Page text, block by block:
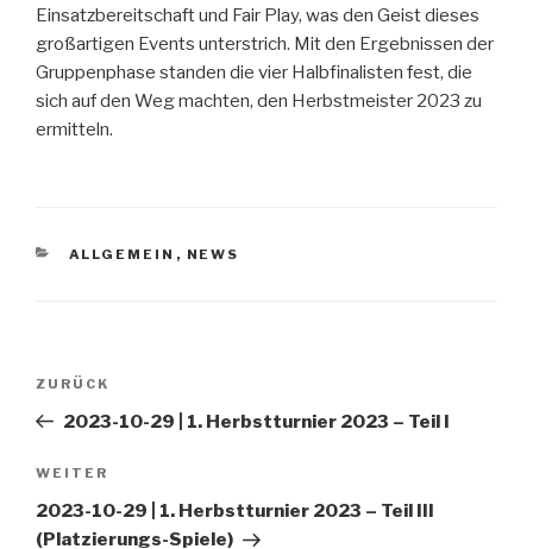
Einsatzbereitschaft und Fair Play, was den Geist dieses
großartigen Events unterstrich. Mit den Ergebnissen der
Gruppenphase standen die vier Halbfinalisten fest, die
sich auf den Weg machten, den Herbstmeister 2023 zu
ermitteln.
KATEGORIEN
ALLGEMEIN , NEWS
Beitragsnavigation
Vorheriger
Beitrag
ZURÜCK
2023-10-29 | 1. Herbstturnier 2023 – Teil I
Nächster
Beitrag
WEITER
2023-10-29 | 1. Herbstturnier 2023 – Teil III
(Platzierungs-Spiele)